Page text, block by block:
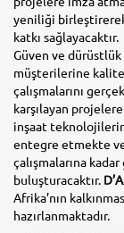
yeniliği
katkı sağlayacaktır.
Güven ve
müşterilerine
çalışmalarını
karşılayan
inşaat
entegre etmekte ve
çalışmalarına
buluşturacaktır.
Afrika’nın
hazırlanmaktadır.